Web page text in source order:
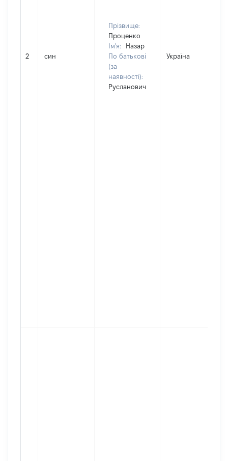
2 син
Прізвище:
Проценко
Ім'я:
Назар
По батькові
(за
наявності):
Русланович
Україна